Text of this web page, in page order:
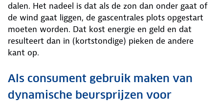
dalen. Het nadeel is dat als de zon dan onder gaat of
de wind gaat liggen, de gascentrales plots opgestart
moeten worden. Dat kost energie en geld en dat
resulteert dan in (kortstondige) pieken de andere
kant op.
Als consument gebruik maken van
dynamische beursprijzen voor